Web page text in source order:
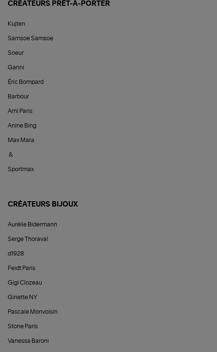
CRÉATEURS PRÊT-À-PORTER
Kujten
Samsoe Samsoe
Soeur
Ganni
Éric Bompard
Barbour
Ami Paris
Anine Bing
Max Mara
&
Sportmax
CRÉATEURS BIJOUX
Aurélie Bidermann
Serge Thoraval
d1928
Feidt Paris
Gigi Clozeau
Ginette NY
Pascale Monvoisin
Stone Paris
Vanessa Baroni